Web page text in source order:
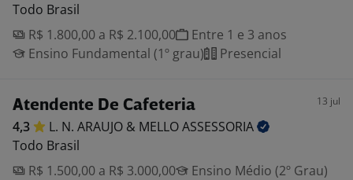
Todo Brasil
R$ 1.800,00 a R$ 2.100,00
Entre 1 e 3 anos
Ensino Fundamental (1º grau)
Presencial
Atendente De Cafeteria 13 jul
4,3 L. N. ARAUJO & MELLOASSESSORIA
Todo Brasil
R$ 1.500,00 a R$ 3.000,00
Ensino Médio (2º Grau)